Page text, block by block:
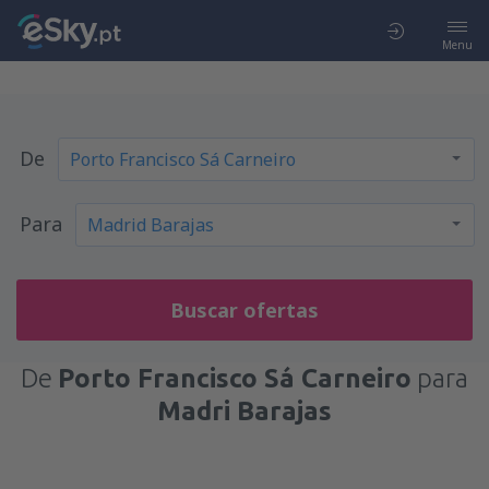
Menu
De
Para
Buscar ofertas
De Porto Francisco Sá Carneiro para
Madri Barajas